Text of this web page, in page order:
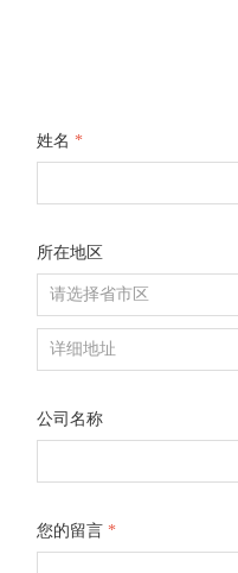
姓名 *
所在地区
公司名称
您的留言 *